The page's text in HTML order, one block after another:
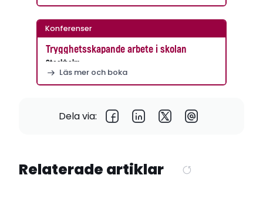
Konferenser
Trygghetsskapande arbete i skolan
Stockholm
Läs mer och boka
Dela via:
Relaterade artiklar